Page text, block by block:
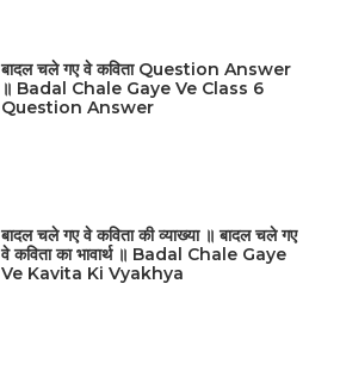
बादल चले गए वे कविता Question Answer
॥ Badal Chale Gaye Ve Class 6
Question Answer
बादल चले गए वे कविता की व्याख्या ॥ बादल चले गए
वे कविता का भावार्थ ॥ Badal Chale Gaye
Ve Kavita Ki Vyakhya